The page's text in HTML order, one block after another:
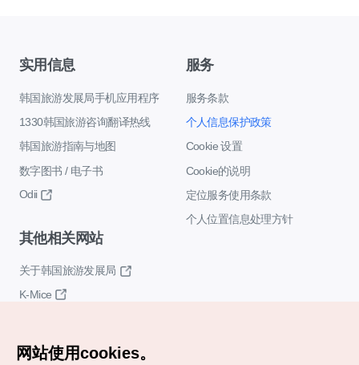
实用信息
韩国旅游发展局手机应用程序
1330韩国旅游咨询翻译热线
韩国旅游指南与地图
数字图书 / 电子书
Odii
服务
服务条款
个人信息保护政策
Cookie 设置
Cookie的说明
定位服务使用条款
个人位置信息处理方针
其他相关网站
关于韩国旅游发展局
K-Mice
网站使用cookies。